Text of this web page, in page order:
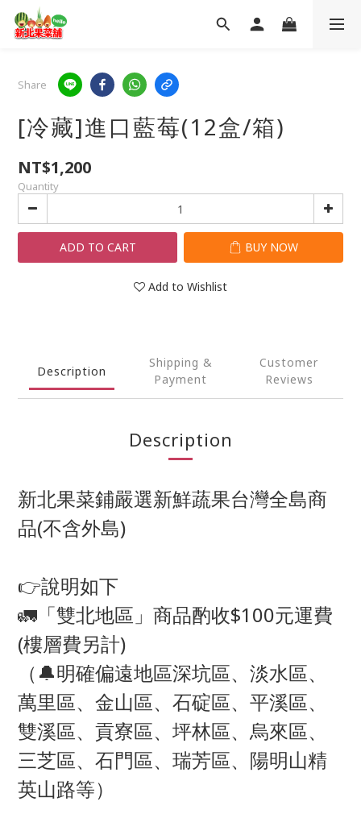
Share
[冷藏]進口藍莓(12盒/箱)
NT$1,200
Quantity
ADD TO CART BUY NOW
Add to Wishlist
Description
Shipping &
Payment
Customer
Reviews
Description
新北果菜鋪嚴選新鮮蔬果台灣全島商
品(不含外島)
👉說明如下
🚛「雙北地區」商品酌收$100元運費
(樓層費另計)
（🔔明確偏遠地區深坑區、淡水區、
萬里區、金山區、石碇區、平溪區、
雙溪區、貢寮區、坪林區、烏來區、
三芝區、石門區、瑞芳區、陽明山精
英山路等）